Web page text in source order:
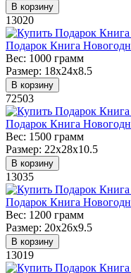
В корзину
13020
Подарок Книга
Вес: 1000 грамм
Размер: 18х24х8.5
В корзину
72503
Подарок Книга
Вес: 1500 грамм
Размер: 22х28х10.5
В корзину
13035
Подарок Книга
Вес: 1200 грамм
Размер: 20х26х9.5
В корзину
13019